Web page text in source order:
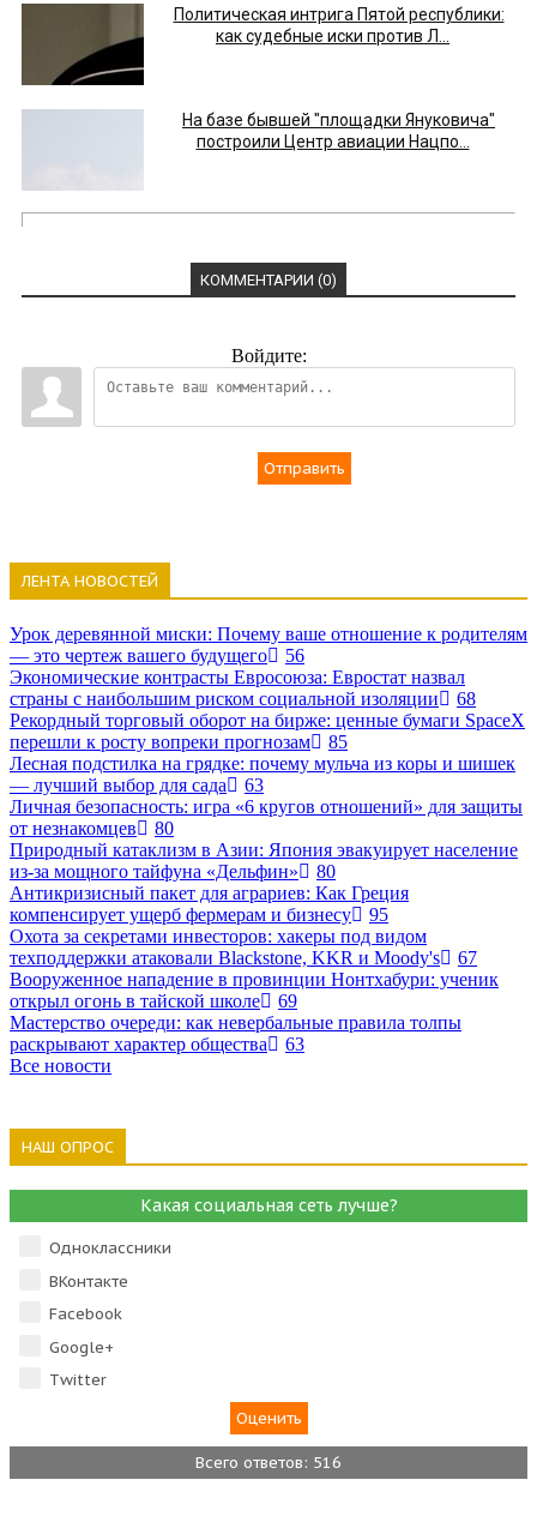
Политическая интрига Пятой республики:
как судебные иски против Л...
На базе бывшей "площадки Януковича"
построили Центр авиации Нацпо...
КОММЕНТАРИИ (0)
Войдите:
Отправить
ЛЕНТА НОВОСТЕЙ
Урок деревянной миски: Почему ваше отношение к родителям
— это чертеж вашего будущего
56
Экономические контрасты Евросоюза: Евростат назвал
страны с наибольшим риском социальной изоляции
68
Рекордный торговый оборот на бирже: ценные бумаги SpaceX
перешли к росту вопреки прогнозам
85
Лесная подстилка на грядке: почему мульча из коры и шишек
— лучший выбор для сада
63
Личная безопасность: игра «6 кругов отношений» для защиты
от незнакомцев
80
Природный катаклизм в Азии: Япония эвакуирует население
из-за мощного тайфуна «Дельфин»
80
Антикризисный пакет для аграриев: Как Греция
компенсирует ущерб фермерам и бизнесу
95
Охота за секретами инвесторов: хакеры под видом
техподдержки атаковали Blackstone, KKR и Moody's
67
Вооруженное нападение в провинции Нонтхабури: ученик
открыл огонь в тайской школе
69
Мастерство очереди: как невербальные правила толпы
раскрывают характер общества
63
Все новости
НАШ ОПРОС
Какая социальная сеть лучше?
Одноклассники
ВКонтакте
Facebook
Google+
Тwitter
Всего ответов: 516